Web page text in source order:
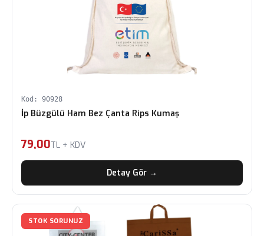
Kod: 90928
İp Büzgülü Ham Bez Çanta Rips Kumaş
79,00TL + KDV
Detay Gör →
STOK SORUNUZ